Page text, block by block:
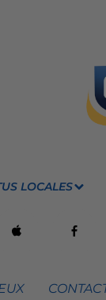
LOCALES